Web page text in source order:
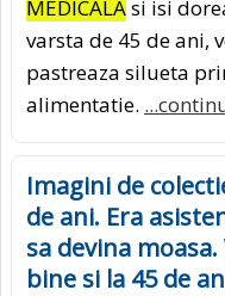
MEDICALAsi isi
varsta de 45 de ani,
pastreaza silueta
alimentatie.
Imagini de
de ani. Era
sa devina
bine si la 45 de